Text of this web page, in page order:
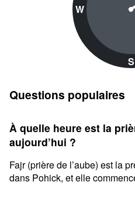
W
S
Questions populaires
À quelle heure est la
aujourd’hui ?
Fajr (prière de l’aube) est la
dans Pohick, et elle